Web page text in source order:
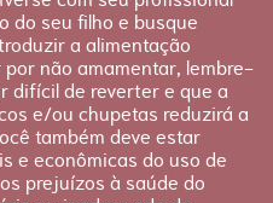
do seu filho e busque
a alimentação
não amamentar, lembre-
difícil de reverter e que a
e/ou chupetas reduzirá a
também deve estar
e econômicas do uso de
prejuízos à saúde do